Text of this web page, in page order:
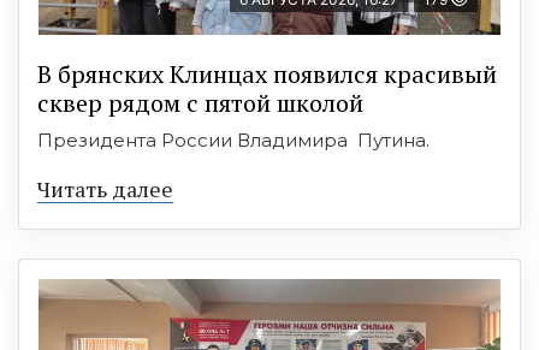
В брянских Клинцах появился красивый
сквер рядом с пятой школой
Президента России Владимира Путина.
Читать далее